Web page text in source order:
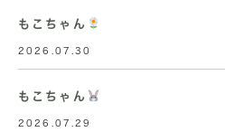
もこちゃん
2026.07.30
もこちゃん
2026.07.29